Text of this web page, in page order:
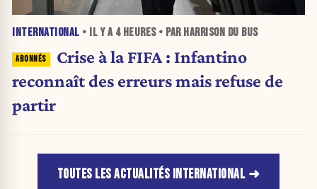
INTERNATIONAL • IL Y A 4 HEURES• PAR HARRISON DU BUS
Crise à la FIFA : Infantino
reconnaît des erreurs mais refuse de
partir
TOUTES LES ACTUALITÉS INTERNATIONAL